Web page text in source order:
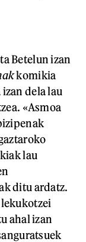
Betelun izan
komikia
dela lau
«Asmoa
lau
ditu ardatz.
ahal izan